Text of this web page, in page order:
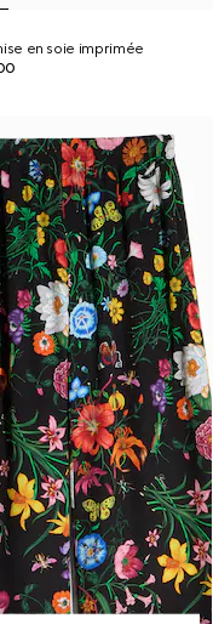
en soie imprimée